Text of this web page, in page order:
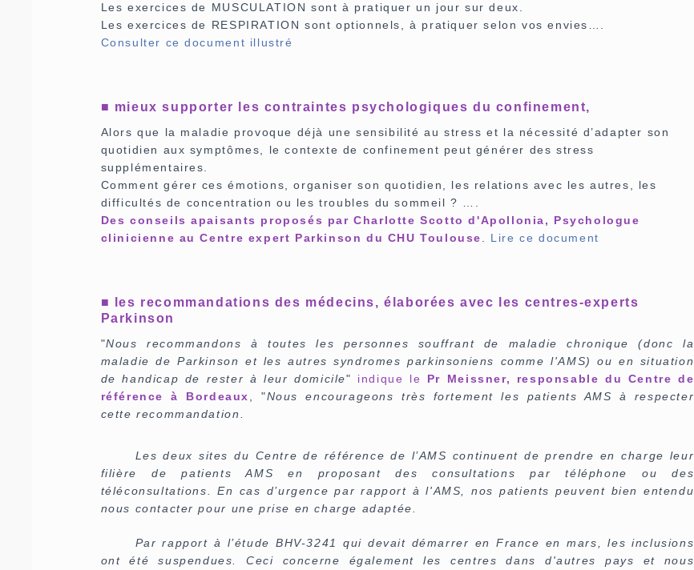
Les exercices de MUSCULATION sont à pratiquer un jour sur deux.
Les exercices de RESPIRATION sont optionnels, à pratiquer selon vos envies….
Consulter ce document illustré
■ mieux supporter les contraintes psychologiques du confinement,
Alors que la maladie provoque déjà une sensibilité au stress et la nécessité d’adapter son
quotidien aux symptômes, le contexte de confinement peut générer des stress
supplémentaires.
Comment gérer ces émotions, organiser son quotidien, les relations avec les autres, les
difficultés de concentration ou les troubles du sommeil ? ….
Des conseils apaisants proposés par Charlotte Scotto d'Apollonia, Psychologue
clinicienne au Centre expert Parkinson du CHU Toulouse. Lire ce document
■ les recommandations des médecins, élaborées avec les centres-experts
Parkinson
"Nous recommandons à toutes les personnes souffrant de maladie chronique (donc la
maladie de Parkinson et les autres syndromes parkinsoniens comme l'AMS) ou en situation
de handicap de rester à leur domicile" indique le Pr Meissner, responsable du Centre de
référence à Bordeaux, "Nous encourageons très fortement les patients AMS à respecter
cette recommandation.
Les deux sites du Centre de référence de l’AMS continuent de prendre en charge leur
filière de patients AMS en proposant des consultations par téléphone ou des
téléconsultations. En cas d’urgence par rapport à l'AMS, nos patients peuvent bien entendu
nous contacter pour une prise en charge adaptée.
Par rapport à l’étude BHV-3241 qui devait démarrer en France en mars, les inclusions
ont été suspendues. Ceci concerne également les centres dans d'autres pays et nous